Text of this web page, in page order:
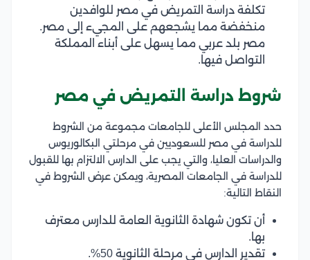
تكلفة دراسة التمريض في مصر للوافدين
منخفضة مما يشجعهم على المجيء إلى مصر.
مصر بلد عربي مما يسهل على أبناء المملكة
التواصل فيها.
شروط دراسة التمريض في مصر
حدد المجلس الأعلى للجامعات مجموعة من الشروط
للدراسة في مصر للسعوديين في مرحلتي البكالوريوس
والدراسات العليا، والتي يجب على الدارس الالتزام بها للقبول
للدراسة في الجامعات المصرية، ويمكن عرض الشروط في
النقاط التالية:
أن تكون شهادة الثانوية العامة للدارس معترف
بها.
تقدير الدارس في مرحلة الثانوية 50%.